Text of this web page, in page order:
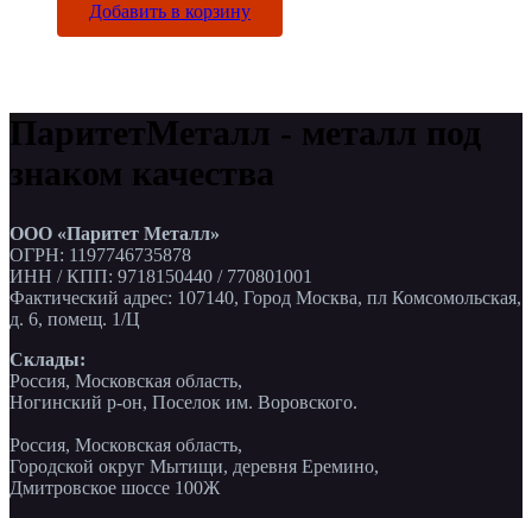
Добавить в корзину
ПаритетМеталл - металл под
знаком качества
ООО «Паритет Металл»
ОГРН: 1197746735878
ИНН / КПП: 9718150440 / 770801001
Фактический адрес: 107140, Город Москва, пл Комсомольская,
д. 6, помещ. 1/Ц
Склады:
Россия, Московская область,
Ногинский р-он, Поселок им. Воровского.
Россия, Московская область,
Городской округ Мытищи, деревня Еремино,
Дмитровское шоссе 100Ж